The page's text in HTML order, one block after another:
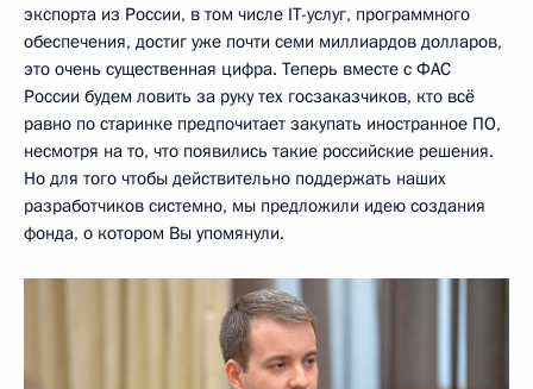
экспорта из России, в том числе IT-услуг, программного
обеспечения, достиг уже почти семи миллиардов долларов,
это очень существенная цифра. Теперь вместе с ФАС
России будем ловить за руку тех госзаказчиков, кто всё
равно по старинке предпочитает закупать иностранное ПО,
несмотря на то, что появились такие российские решения.
Но для того чтобы действительно поддержать наших
разработчиков системно, мы предложили идею создания
фонда, о котором Вы упомянули.